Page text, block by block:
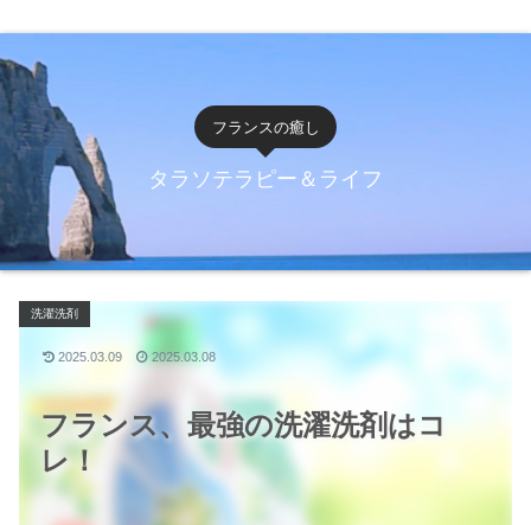
フランスの癒し
タラソテラピー＆ライフ
フランス、最強の洗濯洗剤はコ
レ！
洗濯洗剤
2025.03.09 2025.03.08